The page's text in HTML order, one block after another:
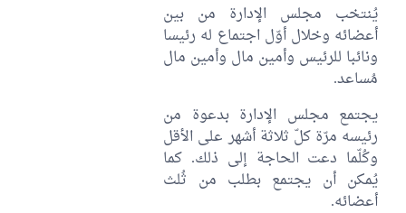
يُنتخب مجلس الإدارة من بين
أعضائه وخلال أوّل اجتماع له رئيسا
ونائبا للرئيس وأمين مال وأمين مال
مُساعد.
يجتمع مجلس الإدارة بدعوة من
رئيسه مرّة كلّ ثلاثة أشهر على الأقل
وكُلّما دعت الحاجة إلى ذلك. كما
يُمكن أن يجتمع بطلب من ثُلث
أعضائه.